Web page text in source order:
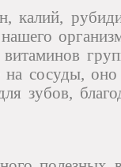
калий,
витаминов
на сосуды,
зубов,